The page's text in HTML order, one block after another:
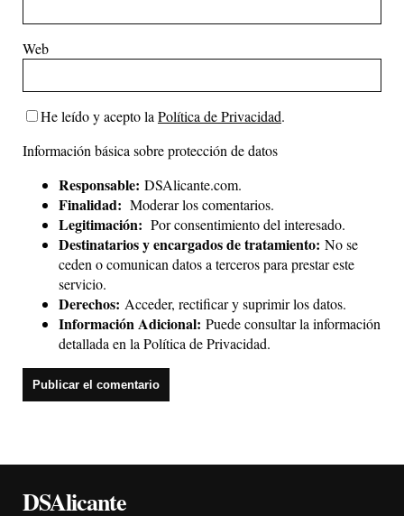
Web
He leído y acepto la Política de Privacidad.
Información básica sobre protección de datos
Responsable: DSAlicante.com.
Finalidad: Moderar los comentarios.
Legitimación: Por consentimiento del interesado.
Destinatarios y encargados de tratamiento: No se
ceden o comunican datos a terceros para prestar este
servicio.
Derechos: Acceder, rectificar y suprimir los datos.
Información Adicional: Puede consultar la información
detallada en la Política de Privacidad.
DSAlicante